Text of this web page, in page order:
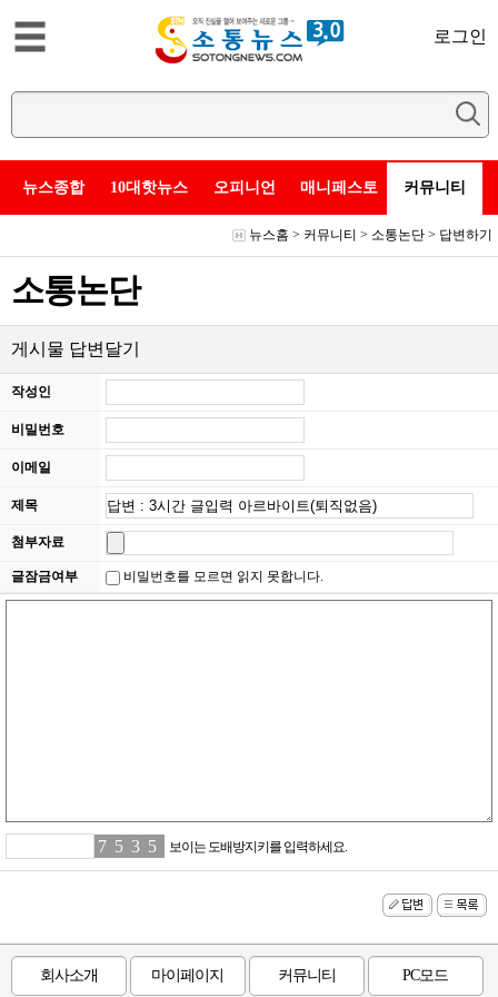
로그인
뉴스종합 10대핫뉴스 오피니언 매니페스토 커뮤니티
뉴스홈 > 커뮤니티 > 소통논단 > 답변하기
소통논단
게시물 답변달기
작성인
비밀번호
이메일
제목
첨부자료
글잠금여부 비밀번호를 모르면 읽지 못합니다.
72 54 37 58 보이는 도배방지키를 입력하세요.
회사소개 마이페이지 커뮤니티 PC모드